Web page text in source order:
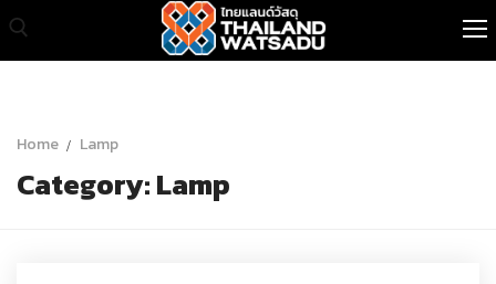
Skip
to
content
หน้าแรก
สินค้าทั้งหมด
Home Lamp
Category:Lamp